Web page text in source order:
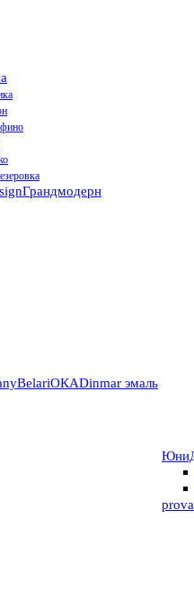
Грандмодерн
BelariОКАDinmar эмаль